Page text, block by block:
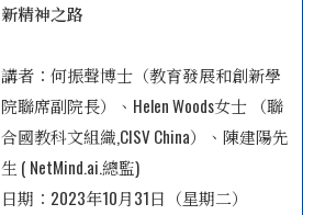
新精神之路
講者：何振聲博士（教育發展和創新學
院聯席副院長）、 Helen Woods女士 （聯
合國教科文組織,CISV China）、 陳建陽先
生 ( NetMind.ai.總監)
日期：2023年10月31日（星期二）